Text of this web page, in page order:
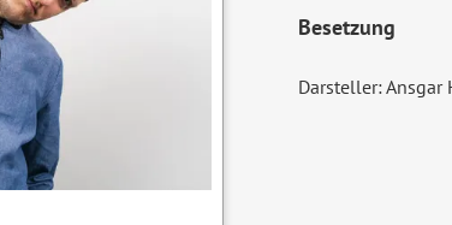
Besetzung
Darsteller: Ansgar